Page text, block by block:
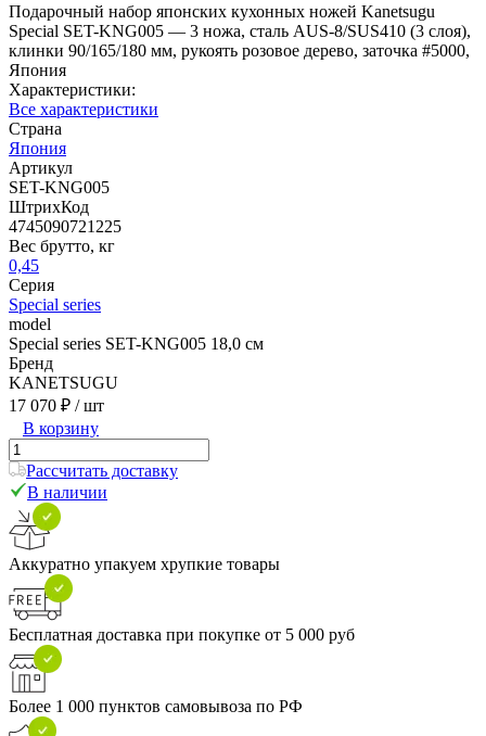
Подарочный набор японских кухонных ножей Kanetsugu
Special SET-KNG005 — 3 ножа, сталь AUS-8/SUS410 (3 слоя),
клинки 90/165/180 мм, рукоять розовое дерево, заточка #5000,
Япония
Характеристики:
Все характеристики
Страна
Япония
Артикул
SET-KNG005
ШтрихКод
4745090721225
Вес брутто, кг
0,45
Серия
Special series
model
Special series SET-KNG005 18,0 см
Бренд
KANETSUGU
17 070 ₽ / шт
В корзину
Рассчитать доставку
В наличии
Аккуратно упакуем хрупкие товары
Бесплатная доставка при покупке от 5 000 руб
Более 1 000 пунктов самовывоза по РФ